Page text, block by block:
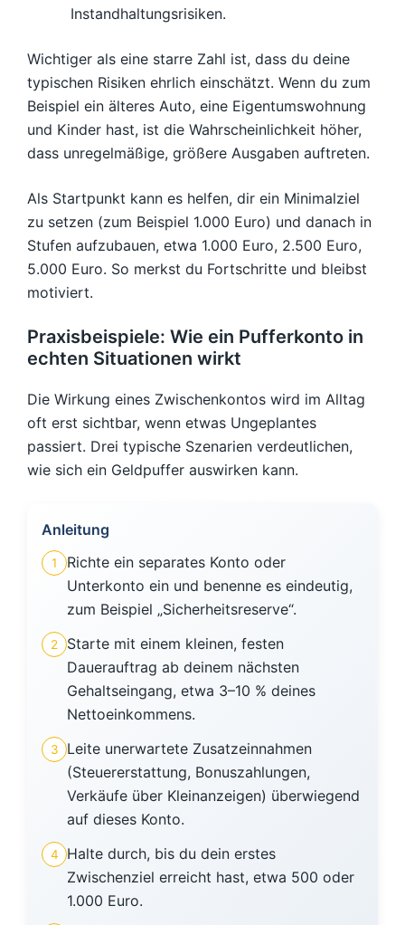
Instandhaltungsrisiken.
Wichtiger als eine starre Zahl ist, dass du deine
typischen Risiken ehrlich einschätzt. Wenn du zum
Beispiel ein älteres Auto, eine Eigentumswohnung
und Kinder hast, ist die Wahrscheinlichkeit höher,
dass unregelmäßige, größere Ausgaben auftreten.
Als Startpunkt kann es helfen, dir ein Minimalziel
zu setzen (zum Beispiel 1.000 Euro) und danach in
Stufen aufzubauen, etwa 1.000 Euro, 2.500 Euro,
5.000 Euro. So merkst du Fortschritte und bleibst
motiviert.
Praxisbeispiele: Wie ein Pufferkonto in
echten Situationen wirkt
Die Wirkung eines Zwischenkontos wird im Alltag
oft erst sichtbar, wenn etwas Ungeplantes
passiert. Drei typische Szenarien verdeutlichen,
wie sich ein Geldpuffer auswirken kann.
Anleitung
1
Richte ein separates Konto oder
Unterkonto ein und benenne es eindeutig,
zum Beispiel „Sicherheitsreserve“.
2
Starte mit einem kleinen, festen
Dauerauftrag ab deinem nächsten
Gehaltseingang, etwa 3–10 % deines
Nettoeinkommens.
3
Leite unerwartete Zusatzeinnahmen
(Steuererstattung, Bonuszahlungen,
Verkäufe über Kleinanzeigen) überwiegend
auf dieses Konto.
4
Halte durch, bis du dein erstes
Zwischenziel erreicht hast, etwa 500 oder
1.000 Euro.